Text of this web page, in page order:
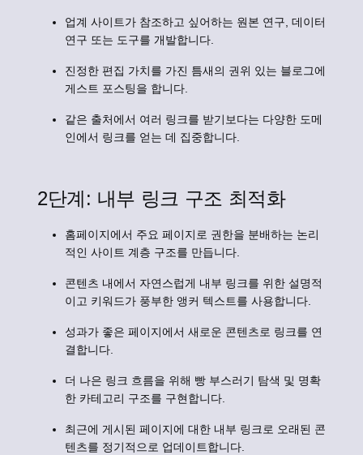
업계 사이트가 참조하고 싶어하는 원본 연구, 데이터
연구 또는 도구를 개발합니다.
진정한 편집 가치를 가진 틈새의 권위 있는 블로그에
게스트 포스팅을 합니다.
같은 출처에서 여러 링크를 받기보다는 다양한 도메
인에서 링크를 얻는 데 집중합니다.
2단계: 내부 링크 구조 최적화
홈페이지에서 주요 페이지로 권한을 분배하는 논리
적인 사이트 계층 구조를 만듭니다.
콘텐츠 내에서 자연스럽게 내부 링크를 위한 설명적
이고 키워드가 풍부한 앵커 텍스트를 사용합니다.
성과가 좋은 페이지에서 새로운 콘텐츠로 링크를 연
결합니다.
더 나은 링크 흐름을 위해 빵 부스러기 탐색 및 명확
한 카테고리 구조를 구현합니다.
최근에 게시된 페이지에 대한 내부 링크로 오래된 콘
텐츠를 정기적으로 업데이트합니다.